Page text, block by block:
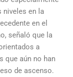
niveles en la
en el
señaló que la
a
que aún no han
de ascenso.